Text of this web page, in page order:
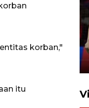
korban,"
itu
ajang
dan